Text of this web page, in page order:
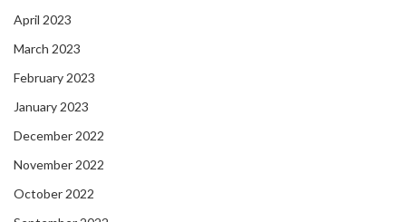
April 2023
March 2023
February 2023
January 2023
December 2022
November 2022
October 2022